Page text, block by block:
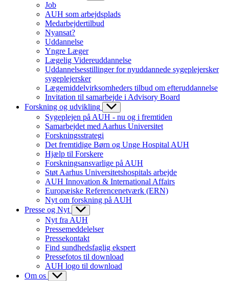
Job
AUH som arbejdsplads
Medarbejdertilbud
Nyansat?
Uddannelse
Yngre Læger
Lægelig Videreuddannelse
Uddannelsesstillinger for nyuddannede sygeplejersker
sygeplejersker
Lægemiddelvirksomheders tilbud om efteruddannelse
Invitation til samarbejde i Advisory Board
Forskning og udvikling
Sygeplejen på AUH - nu og i fremtiden
Samarbejdet med Aarhus Universitet
Forskningsstrategi
Det fremtidige Børn og Unge Hospital AUH
Hjælp til Forskere
Forskningsansvarlige på AUH
Støt Aarhus Universitetshospitals arbejde
AUH Innovation & International Affairs
Europæiske Referencenetværk (ERN)
Nyt om forskning på AUH
Presse og Nyt
Nyt fra AUH
Pressemeddelelser
Pressekontakt
Find sundhedsfaglig ekspert
Pressefotos til download
AUH logo til download
Om os